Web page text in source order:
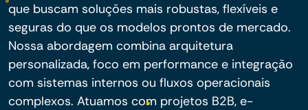
que buscam soluções mais robustas, flexíveis e
seguras do que os modelos prontos de mercado.
Nossa abordagem combina arquitetura
personalizada, foco em performance e integração
com sistemas internos ou fluxos operacionais
complexos. Atuamos com projetos B2B, e-